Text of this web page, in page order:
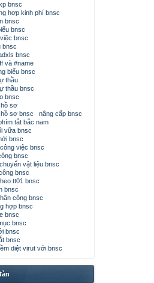
bnsc
hợp kinh phí bnsc
bnsc
bnsc
bnsc
bnsc
bnsc
và #name
biểu bnsc
thầu
thầu bnsc
bnsc
sơ
sơ bnsc
nâng cấp bnsc
tắt bắc nam
vữa bnsc
bnsc
việc bnsc
bnsc
vật liệu bnsc
bnsc
tt01 bnsc
bnsc
công bnsc
hợp bnsc
bnsc
bnsc
bnsc
bnsc
diệt virut với bnsc